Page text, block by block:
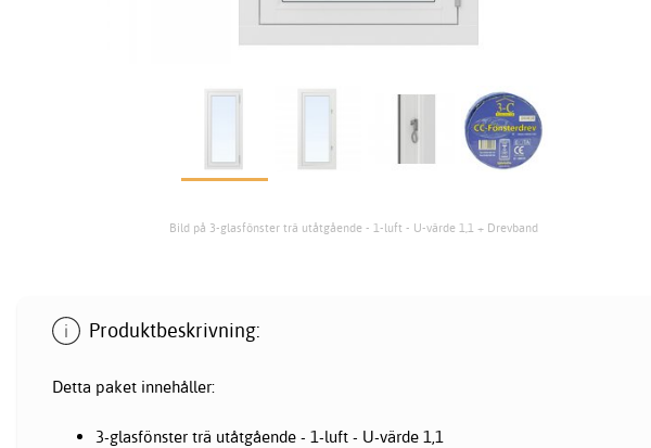
Bild på 3-glasfönster trä utåtgående - 1-luft - U-värde 1,1 + Drevband
Produktbeskrivning:
Detta paket innehåller:
3-glasfönster trä utåtgående - 1-luft - U-värde 1,1